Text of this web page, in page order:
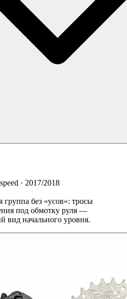
· 2017/2018
группа без «усов»: тросы
под обмотку руля —
вид начального уровня.